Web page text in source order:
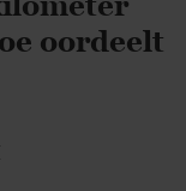
oordeelt